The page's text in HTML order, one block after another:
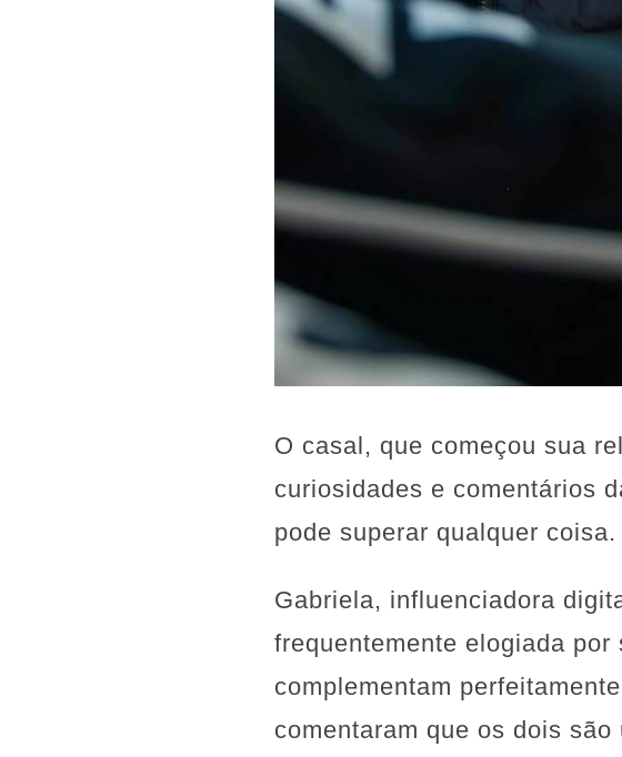
O casal, que começou sua
curiosidades e comentários
pode superar qualquer coisa.
Gabriela, influenciadora
frequentemente elogiada
complementam
comentaram que os dois